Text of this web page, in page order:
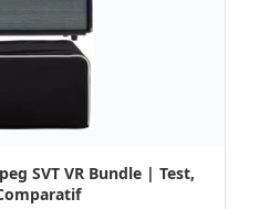
SVT VR Bundle | Test,